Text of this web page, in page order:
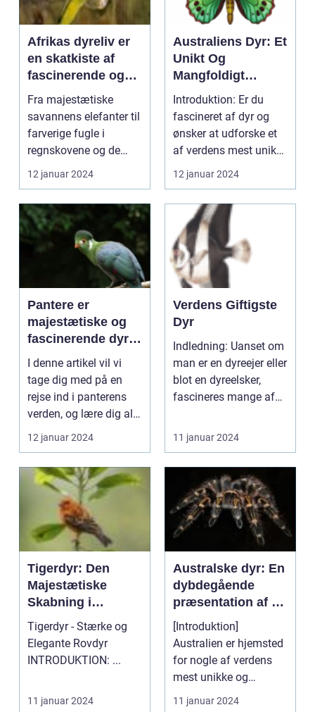
Afrikas dyreliv er
en skatkiste af
fascinerende og
unikke væsener,
der beboer
kontinentets
forskellige
økosystemer
Fra majestætiske
savannens elefanter til
farverige fugle i
regnskovene og de
elegante rovdyr i
ørken...
12 januar 2024
Australiens Dyr: Et
Unikt Og
Mangfoldigt
Dyreliv
Introduktion: Er du
fascineret af dyr og
ønsker at udforske et
af verdens mest unikke
og mangfoldige...
12 januar 2024
Pantere er
majestætiske og
fascinerende dyr,
som har tiltrukket
sig stor interesse
og beundring fra
dyreejere og
dyreelskere over
hele verden
I denne artikel vil vi
tage dig med på en
rejse ind i panterens
verden, og lære dig alt
hvad du behø...
12 januar 2024
Verdens Giftigste
Dyr
Indledning: Uanset om
man er en dyreejer eller
blot en dyreelsker,
fascineres mange af
11 januar 2024
Tigerdyr: Den
Majestætiske
Skabning i
Dyreverdenen
Tigerdyr - Stærke og
Elegante Rovdyr
INTRODUKTION: ...
11 januar 2024
Australske dyr: En
dybdegående
præsentation af en
fascinerende
dyreverden
[Introduktion]
Australien er hjemsted
for nogle af verdens
mest unikke og
ikoniske dyrearter. Fra
11 januar 2024